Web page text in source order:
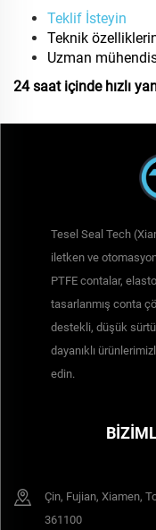
Teklif İsteyin
Teknik
Uzman
24 saat içinde hızlı
Tesel Seal Tech
iletken ve
PTFE contalar,
tasarlanmış conta
destekli, düşük
dayanıklı
edin.
Çin, Fujian, Xiamen,
361100